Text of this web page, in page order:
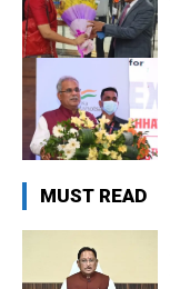
MUST READ